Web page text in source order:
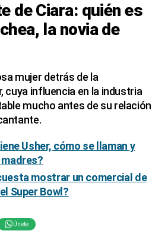
de Ciara: quién es
la novia de
mujer detrás de la
cuya influencia en la industria
mucho antes de su relación
Usher, cómo se llaman y
mostrar un comercial de
Super Bowl?
Únete